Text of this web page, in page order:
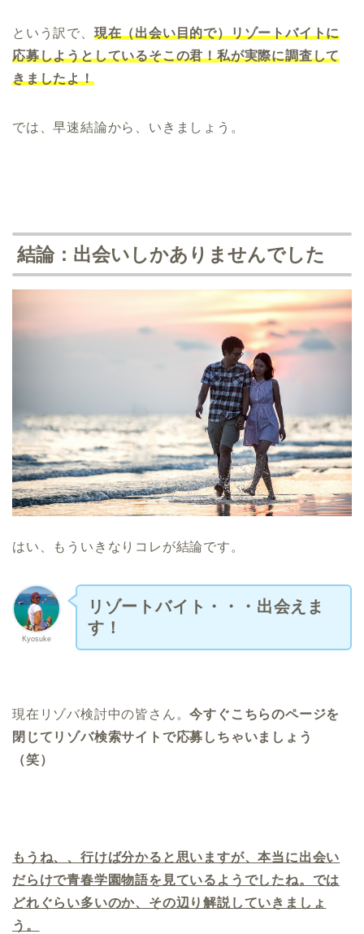
という訳で、 現在（出会い目的で）リゾートバイトに
応募しようとしているそこの君！私が実際に調査して
きましたよ！
では、早速結論から、いきましょう。
結論：出会いしかありませんでした
はい、もういきなりコレが結論です。
Kyosuke
リゾートバイト・・・出会えま
す！
現在リゾバ検討中の皆さん。今すぐこちらのページを
閉じてリゾバ検索サイトで応募しちゃいましょう
（笑）
もうね、、行けば分かると思いますが、本当に出会い
だらけで青春学園物語を見ているようでしたね。では
どれぐらい多いのか、その辺り解説していきましょ
う。